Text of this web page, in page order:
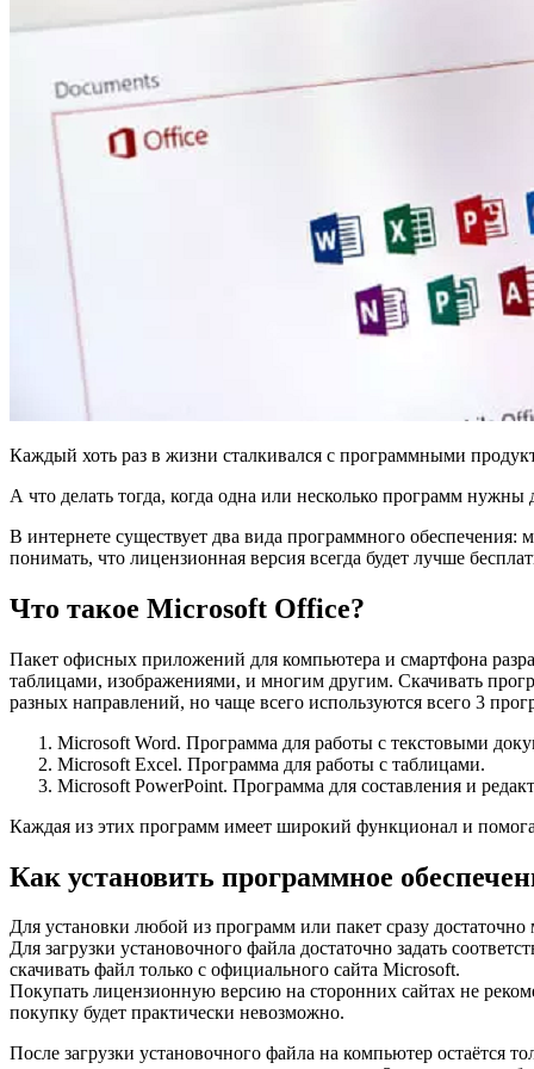
Каждый хоть раз в жизни сталкивался с программными
А что делать тогда, когда одна или несколько программ
В интернете существует два вида программного
понимать, что лицензионная версия всегда будет лучше
Что такое Microsoft Officе?
Пакет офисных приложений для компьютера и смартфона
таблицами, изображениями, и многим другим. Скачивать
разных направлений, но чаще всего используются всего 3
Microsoft Word. Программа для работы с текстовыми
Microsoft Excel. Программа для работы с таблицами.
Microsoft PowerPoint. Программа для составления и
Каждая из этих программ имеет широкий функционал и
Как установить программное
Для установки любой из программ или пакет сразу
Для загрузки установочного файла достаточно задать
скачивать файл только с официального сайта Microsoft.
Покупать лицензионную версию на сторонних сайтах не
покупку будет практически невозможно.
После загрузки установочного файла на компьютер остаётся